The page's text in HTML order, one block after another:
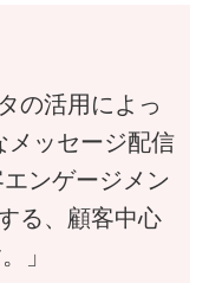
の活用によっ
メッセージ配信
ンゲージメン
る、顧客中心
」